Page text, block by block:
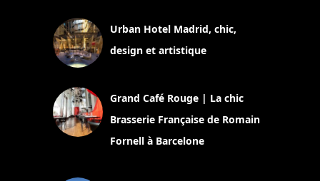
Urban Hotel Madrid, chic,
design et artistique
Grand Café Rouge | La chic
Brasserie Française de Romain
Fornell à Barcelone